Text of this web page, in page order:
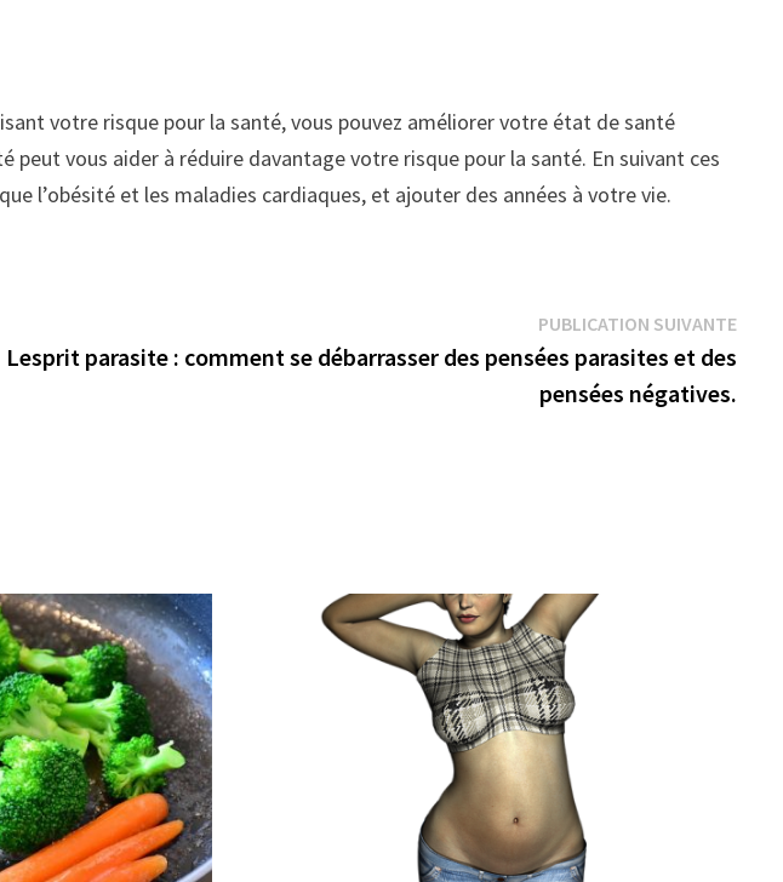
votre risque pour la santé, vous pouvez améliorer votre état de santé
vous aider à réduire davantage votre risque pour la santé. En suivant ces
l’obésité et les maladies cardiaques, et ajouter des années à votre vie.
PUBLICATION SUIVANTE
Lesprit parasite : comment se débarrasser des pensées parasites et des
pensées négatives.